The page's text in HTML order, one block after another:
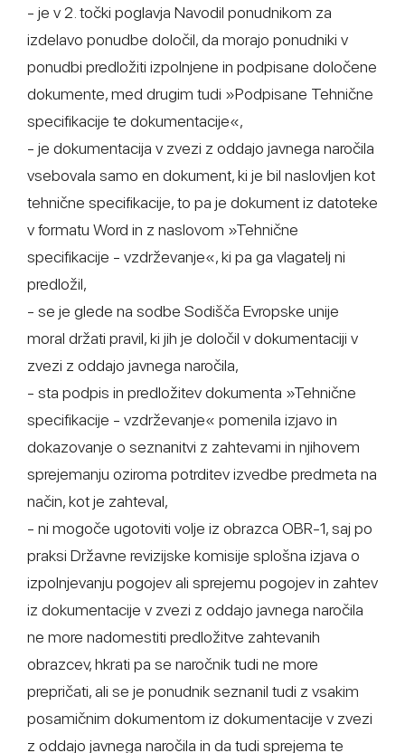
- je v 2. točki poglavja Navodil ponudnikom za
izdelavo ponudbe določil, da morajo ponudniki v
ponudbi predložiti izpolnjene in podpisane določene
dokumente, med drugim tudi »Podpisane Tehnične
specifikacije te dokumentacije«,
- je dokumentacija v zvezi z oddajo javnega naročila
vsebovala samo en dokument, ki je bil naslovljen kot
tehnične specifikacije, to pa je dokument iz datoteke
v formatu Word in z naslovom »Tehnične
specifikacije - vzdrževanje«, ki pa ga vlagatelj ni
predložil,
- se je glede na sodbe Sodišča Evropske unije
moral držati pravil, ki jih je določil v dokumentaciji v
zvezi z oddajo javnega naročila,
- sta podpis in predložitev dokumenta »Tehnične
specifikacije - vzdrževanje« pomenila izjavo in
dokazovanje o seznanitvi z zahtevami in njihovem
sprejemanju oziroma potrditev izvedbe predmeta na
način, kot je zahteval,
- ni mogoče ugotoviti volje iz obrazca OBR-1, saj po
praksi Državne revizijske komisije splošna izjava o
izpolnjevanju pogojev ali sprejemu pogojev in zahtev
iz dokumentacije v zvezi z oddajo javnega naročila
ne more nadomestiti predložitve zahtevanih
obrazcev, hkrati pa se naročnik tudi ne more
prepričati, ali se je ponudnik seznanil tudi z vsakim
posamičnim dokumentom iz dokumentacije v zvezi
z oddajo javnega naročila in da tudi sprejema te